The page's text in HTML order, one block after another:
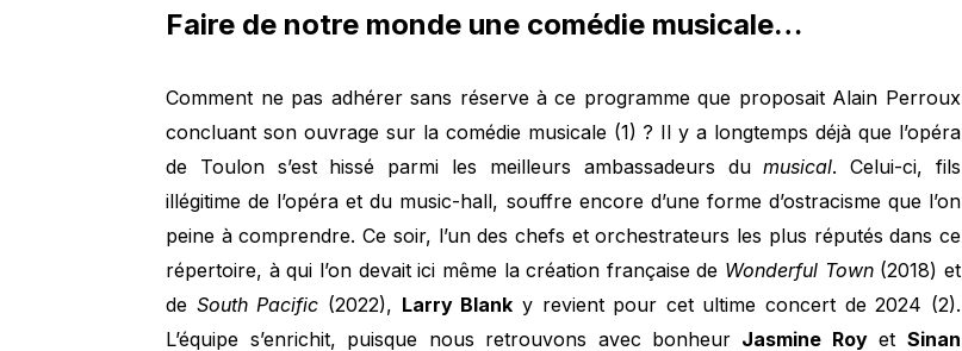
Faire de notre monde une comédie musicale…
Comment ne pas adhérer sans réserve à ce programme que proposait Alain Perroux
concluant son ouvrage sur la comédie musicale (1) ? Il y a longtemps déjà que l’opéra
de Toulon s’est hissé parmi les meilleurs ambassadeurs dumusical. Celui-ci, fils
illégitime de l’opéra et du music-hall, souffre encore d’une forme d’ostracisme que l’on
peine à comprendre. Ce soir, l’un des chefs et orchestrateurs les plus réputés dans ce
répertoire, à qui l’on devait ici même la création française de Wonderful Town(2018) et
de South Pacific (2022), Larry Blank y revient pour cet ultime concert de 2024 (2).
L’équipe s’enrichit, puisque nous retrouvons avec bonheur Jasmine Royet Sinan